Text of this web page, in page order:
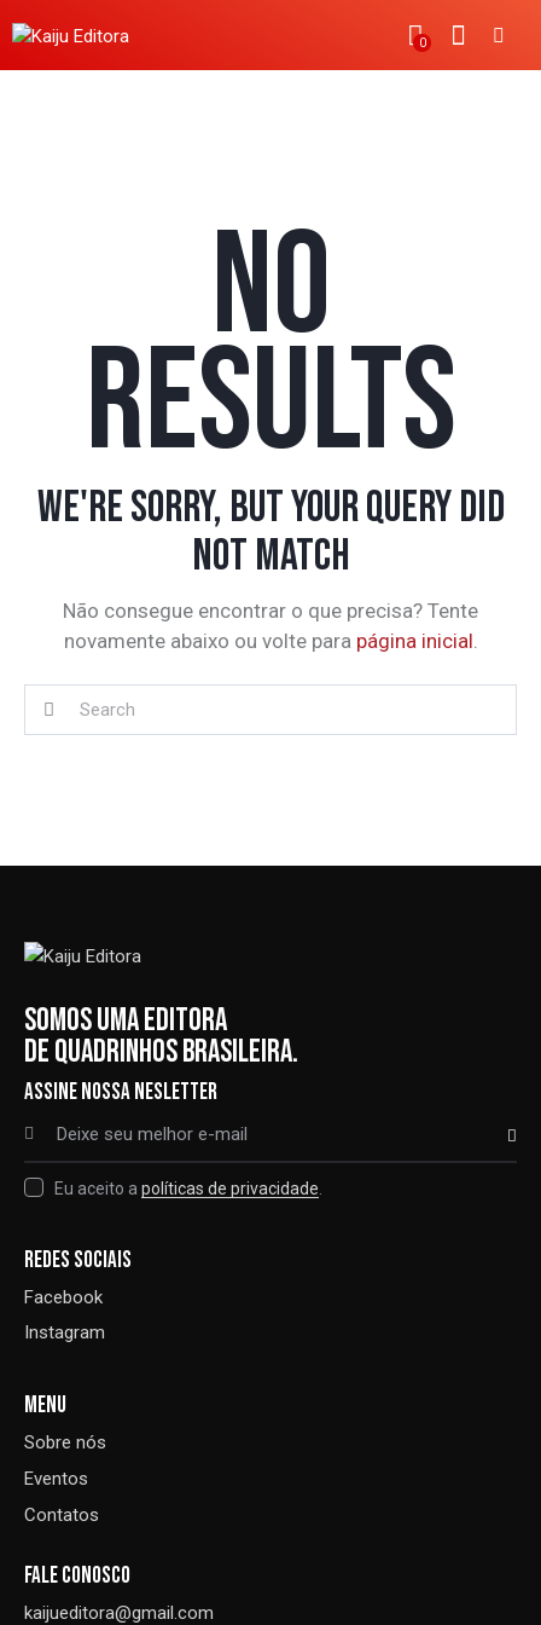
0
NO
RESULTS
WE'RE SORRY, BUT YOUR QUERY DID
NOT MATCH
Não consegue encontrar o que precisa? Tente
novamente abaixo ou volte parapágina inicial.
SOMOS UMA EDITORA
DE QUADRINHOS BRASILEIRA.
ASSINE NOSSA NESLETTER
ASSINAR
Eu aceito a políticas de privacidade
REDES SOCIAIS
Facebook
Instagram
MENU
Sobre nós
Eventos
Contatos
FALE CONOSCO
kaijueditora@gmail.com